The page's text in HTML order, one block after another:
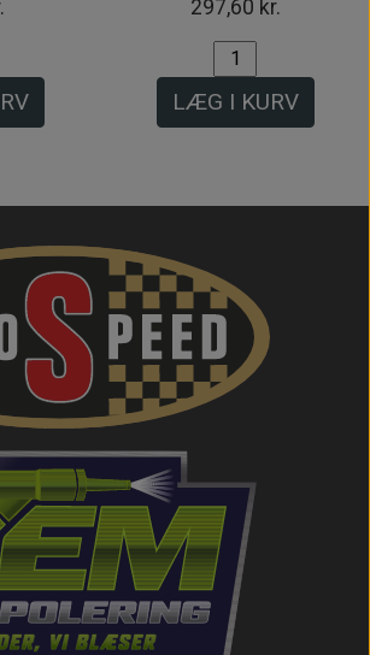
297,60 kr.
LÆG I KURV